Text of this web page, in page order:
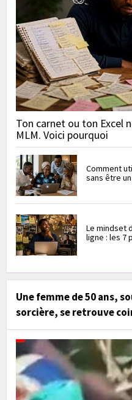
Ton carnet ou ton Excel
MLM. Voici pourquoi
Comment
sans être
Le mindset
ligne : les 7
Une femme de 50 ans,
sorcière, se retrouve